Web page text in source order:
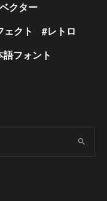
クター
ェクト
レトロ
語フォント